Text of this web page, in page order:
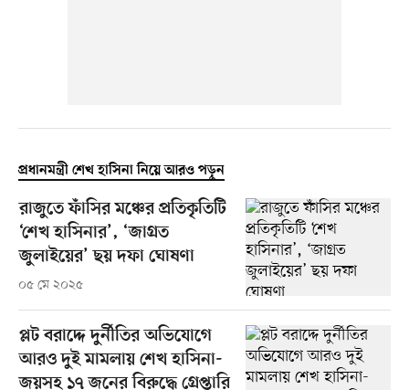
প্রধানমন্ত্রী শেখ হাসিনা নিয়ে আরও পড়ুন
রাজুতে ফাঁসির মঞ্চের প্রতিকৃতিটি
‘শেখ হাসিনার’, ‘জাগ্রত
জুলাইয়ের’ ছয় দফা ঘোষণা
০৫ মে ২০২৫
প্লট বরাদ্দে দুর্নীতির অভিযোগে
আরও দুই মামলায় শেখ হাসিনা-
জয়সহ ১৭ জনের বিরুদ্ধে গ্রেপ্তারি